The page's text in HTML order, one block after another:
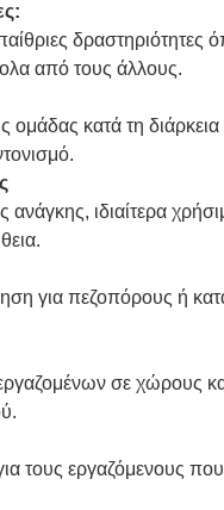
δραστηριότητες
από τους άλλους.
ομάδας κατά τη
ανάγκης, ιδιαίτερα
για πεζοπόρους ή
σε χώρους
τους εργαζόμενους